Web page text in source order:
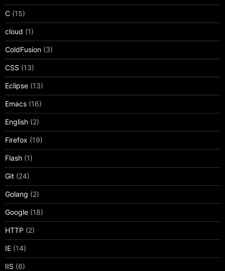
C (15)
cloud (1)
ColdFusion (3)
CSS (13)
Eclipse (13)
Emacs (16)
English (2)
Firefox (19)
Flash (1)
Git (24)
Golang (2)
Google (18)
HTTP (2)
IE (14)
IIS (6)